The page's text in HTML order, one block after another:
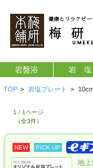
岩盤浴 岩 塩
TOP > 岩塩プレート >
1 / 1ページ
（全3件）
NEW PICK UP
地上